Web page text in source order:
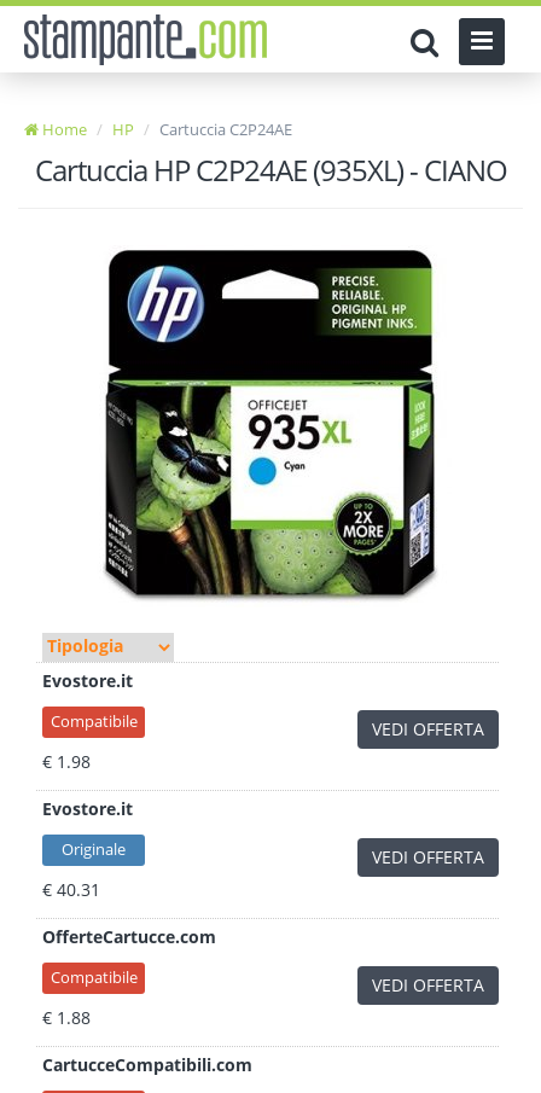
Home HP Cartuccia C2P24AE
Cartuccia HP C2P24AE (935XL) - CIANO
Evostore.it
Compatibile
€ 1.98
VEDI OFFERTA
Evostore.it
Originale
€ 40.31
VEDI OFFERTA
OfferteCartucce.com
Compatibile
€ 1.88
VEDI OFFERTA
CartucceCompatibili.com